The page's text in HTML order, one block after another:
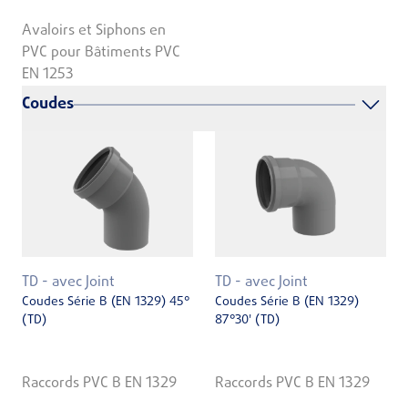
Avaloirs et Siphons en
PVC pour Bâtiments PVC
EN 1253
Coudes
TD - avec Joint
Coudes Série B (EN 1329) 45°
(TD)
Raccords PVC B EN 1329
TD - avec Joint
Coudes Série B (EN 1329)
87°30' (TD)
Raccords PVC B EN 1329